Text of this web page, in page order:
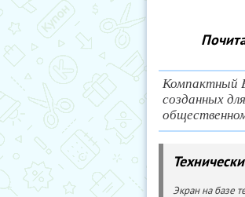
Компактный
созданных
Экран на базе